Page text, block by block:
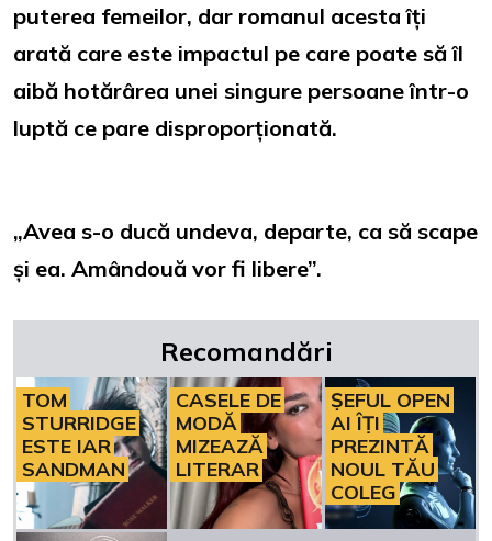
puterea femeilor, dar romanul acesta îți
arată care este impactul pe care poate să îl
aibă hotărârea unei singure persoane într-o
luptă ce pare disproporționată.
„Avea s-o ducă undeva, departe, ca să scape
și ea. Amândouă vor fi libere”.
Recomandări
TOM
STURRIDGE
ESTE IAR
SANDMAN
CASELE DE
MODĂ
MIZEAZĂ
LITERAR
ȘEFUL OPEN
AI ÎȚI
PREZINTĂ
NOUL TĂU
COLEG